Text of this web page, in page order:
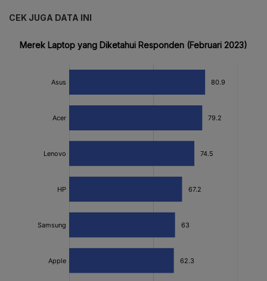
CEK JUGA DATA INI